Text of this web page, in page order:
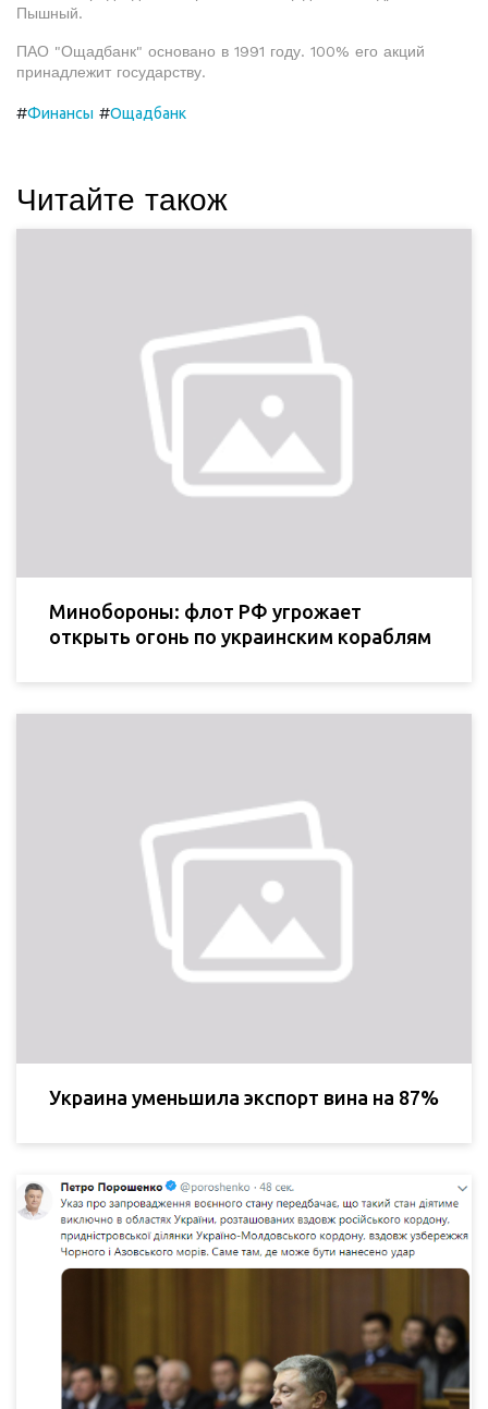
Пышный.
ПАО "Ощадбанк" основано в 1991 году. 100% его акций
принадлежит государству.
#Финансы #Ощадбанк
Читайте також
Минобороны: флот РФ угрожает
открыть огонь по украинским кораблям
Украина уменьшила экспорт вина на 87%